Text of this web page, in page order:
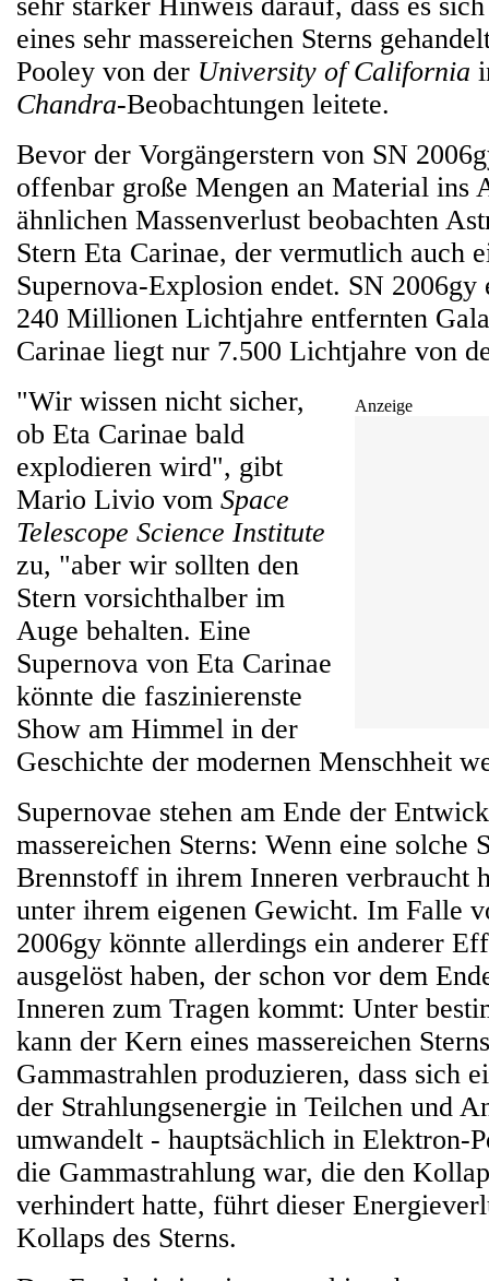
eines sehr massereichen Sterns
Pooley von der University of California
Chandra-Beobachtungen leitete.
Bevor der Vorgängerstern von SN
offenbar große Mengen an Material ins
ähnlichen Massenverlust beobachten
Stern Eta Carinae, der vermutlich auch
Supernova-Explosion endet. SN
240 Millionen Lichtjahre entfernten
Carinae liegt nur 7.500 Lichtjahre von
Anzeige
"Wir wissen nicht sicher,
ob Eta Carinae bald
explodieren wird", gibt
Mario Livio vom Space
Telescope Science Institute
zu, "aber wir sollten den
Stern vorsichthalber im
Auge behalten. Eine
Supernova von Eta Carinae
könnte die faszinierenste
Show am Himmel in der
Geschichte der modernen Menschheit
Supernovae stehen am Ende der
massereichen Sterns: Wenn eine solche
Brennstoff in ihrem Inneren verbraucht
unter ihrem eigenen Gewicht. Im Falle
2006gy könnte allerdings ein anderer
ausgelöst haben, der schon vor dem
Inneren zum Tragen kommt: Unter
kann der Kern eines massereichen
Gammastrahlen produzieren, dass sich
der Strahlungsenergie in Teilchen und
umwandelt - hauptsächlich in Elektron-
die Gammastrahlung war, die den
verhindert hatte, führt dieser
Kollaps des Sterns.